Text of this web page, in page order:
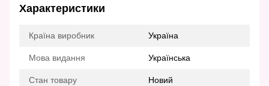
Характеристики
Країна виробник Україна
Мова видання Українська
Стан товару Новий